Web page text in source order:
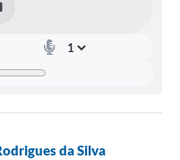
da Silva